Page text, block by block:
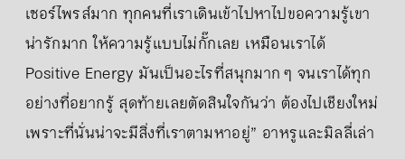
เซอร์ไพรส์มาก ทุกคนที่เราเดินเข้าไปหาไปขอความรู้เขา
น่ารักมาก ให้ความรู้แบบไม่กั๊กเลย เหมือนเราได้
Positive Energy มันเป็นอะไรที่สนุกมาก ๆ จนเราได้ทุก
อย่างที่อยากรู้ สุดท้ายเลยตัดสินใจกันว่า ต้องไปเชียงใหม่
เพราะที่นั่นน่าจะมีสิ่งที่เราตามหาอยู่” อาหรูและมิลลี่เล่า